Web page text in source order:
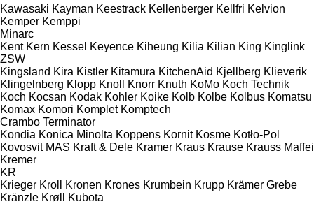
Kawasaki Kayman Keestrack Kellenberger Kellfri Kelvion
Kemper Kemppi
Minarc
Kent Kern Kessel Keyence Kiheung Kilia Kilian King Kinglink
ZSW
Kingsland Kira Kistler Kitamura KitchenAid Kjellberg Klieverik
Klingelnberg Klopp Knoll Knorr Knuth KoMo Koch Technik
Koch Kocsan Kodak Kohler Koike Kolb Kolbe Kolbus Komatsu
Komax Komori Komplet Komptech
Crambo Terminator
Kondia Konica Minolta Koppens Kornit Kosme Kotło-Pol
Kovosvit MAS Kraft & Dele Kramer Kraus Krause Krauss Maffei
Kremer
KR
Krieger Kroll Kronen Krones Krumbein Krupp Krämer Grebe
Kränzle Krøll
Kubota